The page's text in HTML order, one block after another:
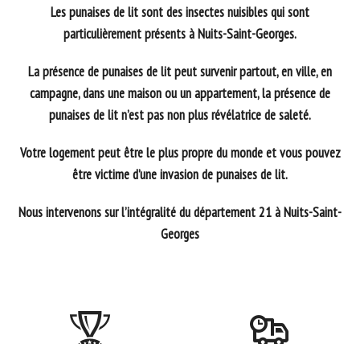
Les punaises de lit sont des insectes nuisibles qui sont
particulièrement présents à Nuits-Saint-Georges.
La présence de punaises de lit peut survenir partout, en ville, en
campagne, dans une maison ou un appartement, la présence de
punaises de lit n’est pas non plus révélatrice de saleté.
Votre logement peut être le plus propre du monde et vous pouvez
être victime d’une invasion de punaises de lit.
Nous intervenons sur l’intégralité du département 21 à Nuits-Saint-
Georges